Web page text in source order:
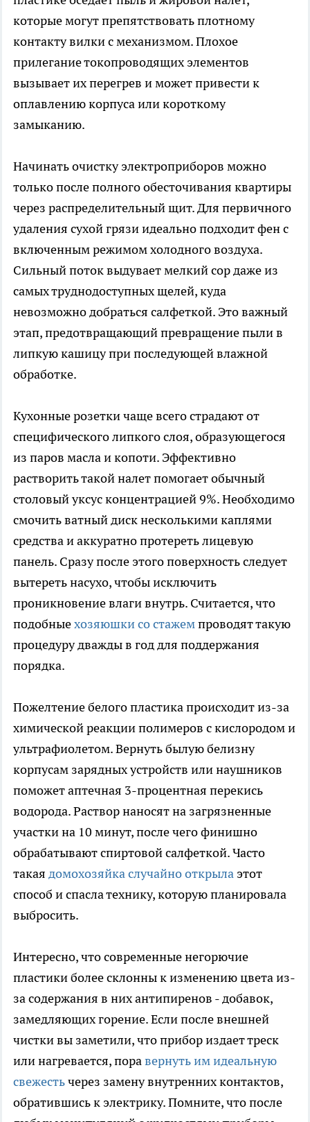
которые могут препятствовать плотному
контакту вилки с механизмом. Плохое
прилегание токопроводящих элементов
вызывает их перегрев и может привести к
оплавлению корпуса или короткому
замыканию.
Начинать очистку электроприборов можно
только после полного обесточивания квартиры
через распределительный щит. Для первичного
удаления сухой грязи идеально подходит фен с
включенным режимом холодного воздуха.
Сильный поток выдувает мелкий сор даже из
самых труднодоступных щелей, куда
невозможно добраться салфеткой. Это важный
этап, предотвращающий превращение пыли в
липкую кашицу при последующей влажной
обработке.
Кухонные розетки чаще всего страдают от
специфического липкого слоя, образующегося
из паров масла и копоти. Эффективно
растворить такой налет помогает обычный
столовый уксус концентрацией 9%. Необходимо
смочить ватный диск несколькими каплями
средства и аккуратно протереть лицевую
панель. Сразу после этого поверхность следует
вытереть насухо, чтобы исключить
проникновение влаги внутрь. Считается, что
подобныехозяюшки со стажемпроводят такую
процедуру дважды в год для поддержания
порядка.
Пожелтение белого пластика происходит из-за
химической реакции полимеров с кислородом и
ультрафиолетом. Вернуть былую белизну
корпусам зарядных устройств или наушников
поможет аптечная 3-процентная перекись
водорода. Раствор наносят на загрязненные
участки на 10 минут, после чего финишно
обрабатывают спиртовой салфеткой. Часто
такая домохозяйка случайно открыла этот
способ и спасла технику, которую планировала
выбросить.
Интересно, что современные негорючие
пластики более склонны к изменению цвета из-
за содержания в них антипиренов - добавок,
замедляющих горение. Если после внешней
чистки вы заметили, что прибор издает треск
или нагревается, поравернуть им идеальную
свежестьчерез замену внутренних контактов,
обратившись к электрику. Помните, что после